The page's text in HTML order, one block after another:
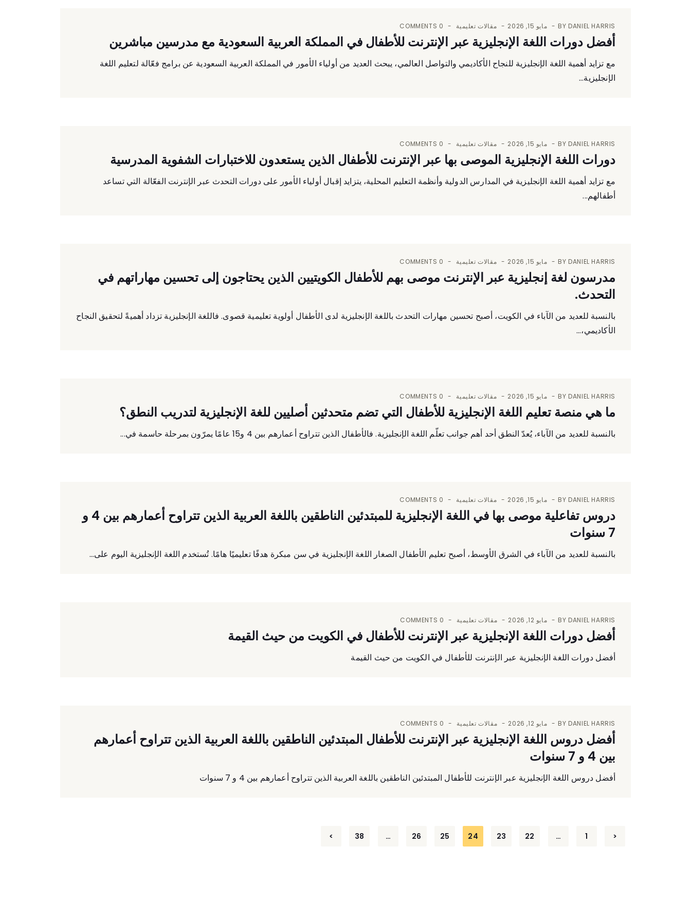
BY DANIEL HARRIS مايو 15, 2026 مقالات تعليمية 0 COMMENTS
أفضل دورات اللغة الإنجليزية عبر الإنترنت للأطفال في المملكة العربية السعودية مع مدرسين مباشرين
مع تزايد أهمية اللغة الإنجليزية للنجاح الأكاديمي والتواصل العالمي، يبحث العديد من أولياء الأمور في المملكة العربية السعودية عن برامج فعّالة لتعليم اللغة
الإنجليزية...
BY DANIEL HARRIS مايو 15, 2026 مقالات تعليمية 0 COMMENTS
دورات اللغة الإنجليزية الموصى بها عبر الإنترنت للأطفال الذين يستعدون للاختبارات الشفوية المدرسية
مع تزايد أهمية اللغة الإنجليزية في المدارس الدولية وأنظمة التعليم المحلية، يتزايد إقبال أولياء الأمور على دورات التحدث عبر الإنترنت الفعّالة التي تساعد
أطفالهم...
BY DANIEL HARRIS مايو 15, 2026 مقالات تعليمية 0 COMMENTS
مدرسون لغة إنجليزية عبر الإنترنت موصى بهم للأطفال الكويتيين الذين يحتاجون إلى تحسين مهاراتهم في
التحدث.
بالنسبة للعديد من الآباء في الكويت، أصبح تحسين مهارات التحدث باللغة الإنجليزية لدى الأطفال أولوية تعليمية قصوى. فاللغة الإنجليزية تزداد أهميةً لتحقيق النجاح
الأكاديمي،...
BY DANIEL HARRIS مايو 15, 2026 مقالات تعليمية 0 COMMENTS
ما هي منصة تعليم اللغة الإنجليزية للأطفال التي تضم متحدثين أصليين للغة الإنجليزية لتدريب النطق؟
بالنسبة للعديد من الآباء، يُعدّ النطق أحد أهم جوانب تعلّم اللغة الإنجليزية. فالأطفال الذين تتراوح أعمارهم بين 4 و15 عامًا يمرّون بمرحلة حاسمة في...
BY DANIEL HARRIS مايو 15, 2026 مقالات تعليمية 0 COMMENTS
دروس تفاعلية موصى بها في اللغة الإنجليزية للمبتدئين الناطقين باللغة العربية الذين تتراوح أعمارهم بين 4 و
7 سنوات
بالنسبة للعديد من الآباء في الشرق الأوسط، أصبح تعليم الأطفال الصغار اللغة الإنجليزية في سن مبكرة هدفًا تعليميًا هامًا. تُستخدم اللغة الإنجليزية اليوم على...
BY DANIEL HARRIS مايو 12, 2026 مقالات تعليمية 0 COMMENTS
أفضل دورات اللغة الإنجليزية عبر الإنترنت للأطفال في الكويت من حيث القيمة
أفضل دورات اللغة الإنجليزية عبر الإنترنت للأطفال في الكويت من حيث القيمة
BY DANIEL HARRIS مايو 12, 2026 مقالات تعليمية 0 COMMENTS
أفضل دروس اللغة الإنجليزية عبر الإنترنت للأطفال المبتدئين الناطقين باللغة العربية الذين تتراوح أعمارهم
بين 4 و 7 سنوات
أفضل دروس اللغة الإنجليزية عبر الإنترنت للأطفال المبتدئين الناطقين باللغة العربية الذين تتراوح أعمارهم بين 4 و 7 سنوات
تصفّح
<
1
…
22
23
24
25
26
…
38
>